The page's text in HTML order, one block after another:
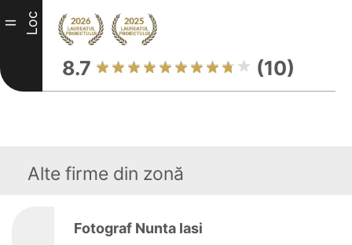
II Loc
8.7 (10)
Alte firme din zonă
Fotograf Nunta Iasi